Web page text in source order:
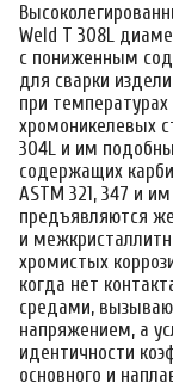
Weld T 308L
с пониженным
для сварки
при температурах
хромоникелевых
304L и им
содержащих
ASTM 321, 347 и
предъявляются
и
хромистых
когда нет
средами,
напряжением, а
идентичности
основного и